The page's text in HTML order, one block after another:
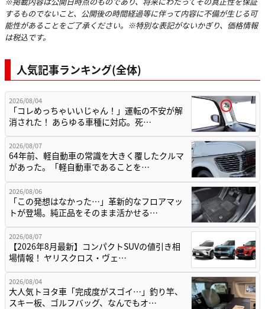
するものでないこと、公開後の時間経過等に伴って内容に不備が生じる可
能性があることをご了承ください。※特別な表記がないかぎり、価格情報
は税込です。
人気記事ランキング(全体)
2026/08/04
「コレめっちゃいいじゃん！」運転の不安が解
消された！ あらゆる車種に対応。死…
2026/08/07
64年前、軽自動車の常識を大きく覆したクルマ
があった。「軽自動車であることを…
2026/08/06
「この発想はなかった…」革新的なフロアマッ
トが登場。純正品をそのまま活かせる…
2026/08/07
【2026年8月最新】コンパクトSUVの値引き相
場情報！ ヤリスクロス・ヴェ…
2026/08/04
大人気トヨタ車「完成度がスゴイ…」釣り竿、
スキー板、ゴルフバッグ、なんでもオ…